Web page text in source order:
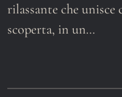
rilassante che unisce
scoperta, in un…